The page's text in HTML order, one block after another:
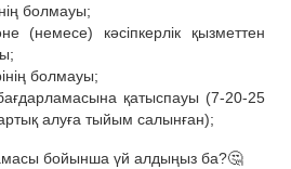
болмауы;
(немесе) кәсіпкерлік қызметтен
болмауы;
қатыспауы (7-20-25
алуға тыйым салынған);
бойынша үй алдыңыз ба?🤔